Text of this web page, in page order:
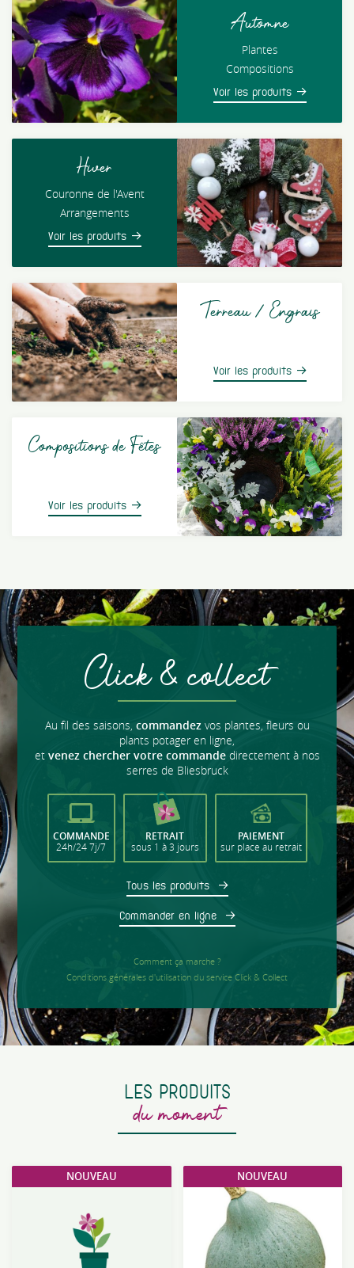
Automne
Plantes
Compositions
Voir les produits
Hiver
Couronne de l'Avent
Arrangements
Voir les produits
Terreau / Engrais
Voir les produits
Compositions de Fêtes
Voir les produits
Click & collect
Au fil des saisons, commandezvos plantes, fleurs ou
plants potager en ligne,
et venez chercher votre commandedirectement à nos
serres de Bliesbruck
COMMANDE
24h/24 7j/7
RETRAIT
sous 1 à 3 jours
PAIEMENT
sur place au retrait
Tous les produits
Commander en ligne
Comment ça marche ?
Conditions générales d'utilisation du service Click & Collect
LES PRODUITS
du moment
NOUVEAU NOUVEAU